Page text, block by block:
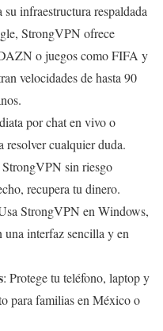
su infraestructura respaldada
StrongVPN ofrece
o juegos como FIFA y
velocidades de hasta 90
por chat en vivo o
resolver cualquier duda.
StrongVPN sin riesgo
recupera tu dinero.
StrongVPN en Windows,
interfaz sencilla y en
: Protege tu teléfono, laptop y
para familias en México o